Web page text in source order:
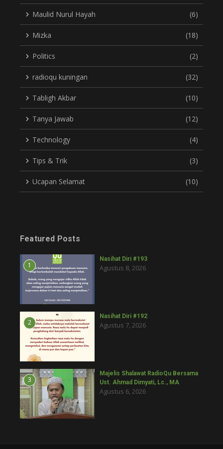
Maulid Nurul Hayah (6)
Mizka (18)
Politics (2)
radioqu kuningan (32)
Tabligh Akbar (10)
Tanya Jawab (12)
Technology (4)
Tips & Trik (3)
Ucapan Selamat (10)
Featured Posts
1
Nasihat Diri #193
Agustus 8, 2026
2
Nasihat Diri #192
Agustus 7, 2026
3
Majelis Shalawat RadioQu Bersama
Ust. Ahmad Dimyati, Lc., MA
Agustus 6, 2026